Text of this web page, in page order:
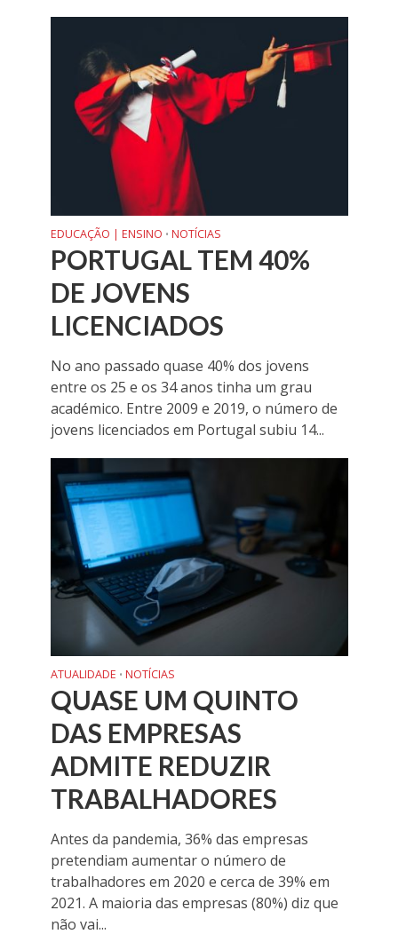
EDUCAÇÃO | ENSINO • NOTÍCIAS
PORTUGAL TEM 40%
DE JOVENS
LICENCIADOS
No ano passado quase 40% dos jovens
entre os 25 e os 34 anos tinha um grau
académico. Entre 2009 e 2019, o número de
jovens licenciados em Portugal subiu 14...
ATUALIDADE • NOTÍCIAS
QUASE UM QUINTO
DAS EMPRESAS
ADMITE REDUZIR
TRABALHADORES
Antes da pandemia, 36% das empresas
pretendiam aumentar o número de
trabalhadores em 2020 e cerca de 39% em
2021. A maioria das empresas (80%) diz que
não vai...